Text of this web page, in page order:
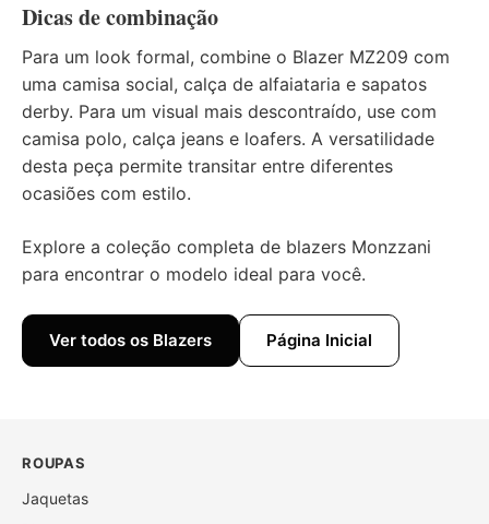
Dicas de combinação
Para um look formal, combine o Blazer MZ209 com
uma camisa social, calça de alfaiataria e sapatos
derby. Para um visual mais descontraído, use com
camisa polo, calça jeans e loafers. A versatilidade
desta peça permite transitar entre diferentes
ocasiões com estilo.
Explore a coleção completa de blazers Monzzani
para encontrar o modelo ideal para você.
Ver todos os Blazers Página Inicial
ROUPAS
Jaquetas